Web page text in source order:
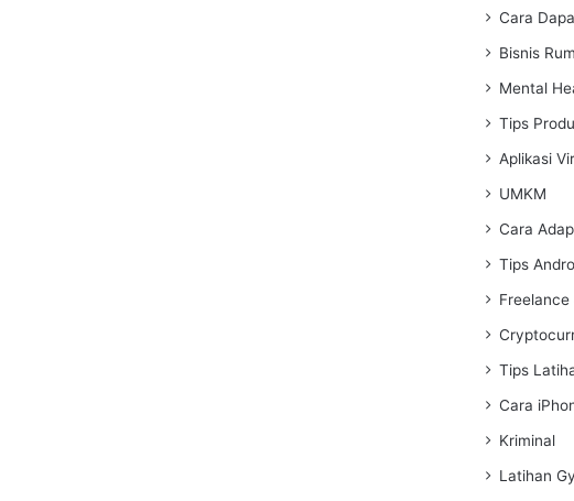
Cara
Bisnis
Mental
Tips
Aplikasi
UMKM
Cara
Tips
Freelance
Tips
Cara
Kriminal
Latihan